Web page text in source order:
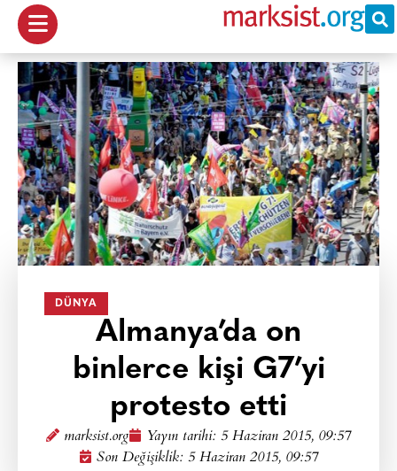
DÜNYA
Almanya’da on
binlerce kişi G7’yi
protesto etti
marksist.org Yayın tarihi: 5 Haziran 2015, 09:57
Son Değişiklik: 5 Haziran 2015, 09:57